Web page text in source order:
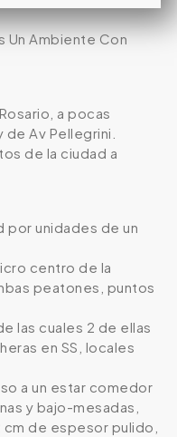
Un Ambiente Con
a pocas
Av Pellegrini.
de la ciudad a
por unidades de un
centro de la
peatones, puntos
las cuales 2 de ellas
en SS, locales
a un estar comedor
y bajo-mesadas,
de espesor pulido,